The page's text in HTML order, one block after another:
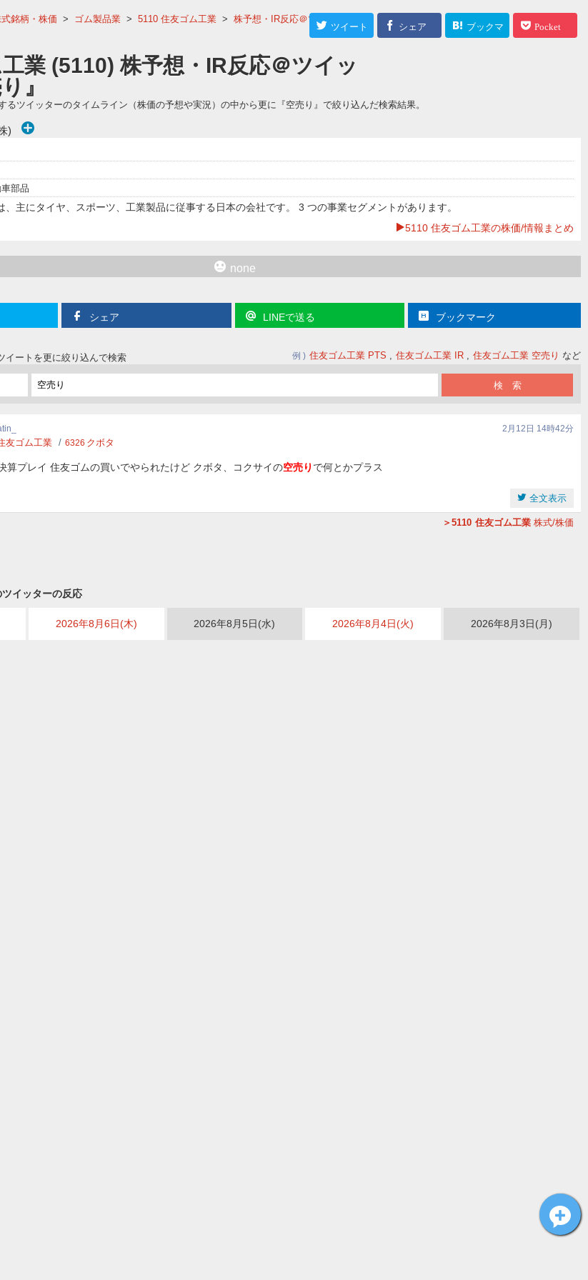
式銘柄・株価 > ゴム製品業 > 5110 住友ゴム工業 > 株予想・IR反応＠ツイッタ
ツイート シェア ブックマ Pocket
業 (5110) 株予想・IR反応＠ツイッ
』
るツイッターのタイムライン（株価の予想や実況）の中から更に『空売り』で絞り込んだ検索結果。
)
部品
、主にタイヤ、スポーツ、工業製品に従事する日本の会社です。 3 つの事業セグメントがあります。
5110 住友ゴム工業の株価/情報まとめ
none
シェア LINEで送る ブックマーク
イートを更に絞り込んで検索 例 住友ゴム工業 PTS 住友ゴム工業 IR 住友ゴム工業 空売り など
2月12日 14時42分
友ゴム工業 6326 クボタ
算プレイ 住友ゴムの買いでやられたけど クボタ、コクサイの空売り で何とかプラス
全文表示
5110 住友ゴム工業 株式/株価
イッターの反応
2026年8月6日(木) 2026年8月5日(水) 2026年8月4日(火) 2026年8月3日(月)